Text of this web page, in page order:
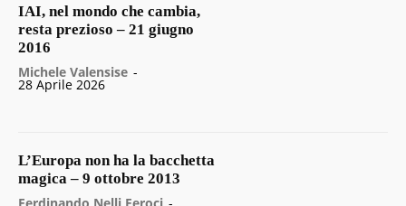
IAI, nel mondo che cambia,
resta prezioso – 21 giugno
2016
Michele Valensise -
28 Aprile 2026
L’Europa non ha la bacchetta
magica – 9 ottobre 2013